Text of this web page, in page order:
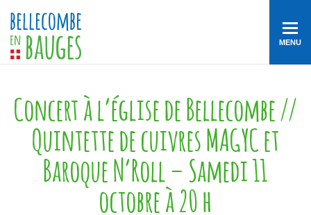
MENU
Concert à l’église de Bellecombe //
Quintette de cuivres MAGYC et
Baroque N’Roll – Samedi 11
octobre à 20 h